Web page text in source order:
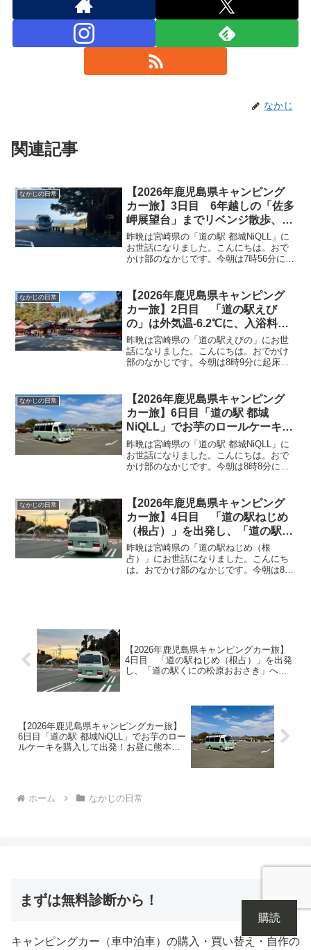
なかじ
関連記事
なかじの日常
【2026年鹿児島県キャンピング
カー旅】3日目 6年越しの「佐多
岬展望台」までリベンジ散歩、本
日滞在予定の「佐多岬野営場」が
まさかのWi-Fi圏外(-_-;) 北上し
て「道の駅ねじめ」向かいの海水
に。
昨晩は宮崎県の「道の駅 都城NiQLL」に
お世話になりました。こんにちは。おで
かけ部のなかじです。今朝は7時56分に起
外気温−3.3℃。夜中に見たときは外気
温...
なかじの日常
【2026年鹿児島県キャンピング
カー旅】2日目 「道の駅えび
の」は外気温-6.2℃に、入浴料
300円のモール泉「つるまる温
泉」でサッパリ♪「霧島神宮」で
参拝を終え、「蒸気屋」で「かる
し、「道の駅 都城」へ
昨晩は宮崎県の「道の駅えびの」にお世
話になりました。こんにちは。おでかけ
部のなかじです。今朝は8時9分に起床！
温度計の写真を撮っておきました。外気
温が-6.2...
なかじの日常
【2026年鹿児島県キャンピング
カー旅】6日目「道の駅 都城
NiQLL」でお芋のロールケーキを
購入して出発！お昼に熊本県の
「道の駅 錦」に到着すると、明
らかに気温が低く、日中からFF
昨晩は宮崎県の「道の駅 都城NiQLL」に
お世話になりました。こんにちは。おで
かけ部のなかじです。今朝は8時8分に起
ヒーターは昨晩からONのままです。ま
ず...
なかじの日常
【2026年鹿児島県キャンピング
カー旅】4日目 「道の駅ねじめ
（根占）」を出発し、「道の駅く
にの松原おおさき」へ！お昼ご飯
は食事処「潮彩」で「うな丼」、
夜に温泉へ♪PC作業で沼ってしま
昨晩は宮崎県の「道の駅ねじめ（根
占）」にお世話になりました。こんにち
は。おでかけ部のなかじです。今朝は8時
【2026年鹿児島県キャンピングカー旅】
4日目 「道の駅ねじめ（根占）」を出発
し、「道の駅くにの松原おおさき」へ！
【2026年鹿児島県キャンピングカー旅】
6日目「道の駅 都城NiQLL」でお芋のロー
ルケーキを購入して出発！お昼に熊本県
ホーム
なかじの日常
まずは無料診断から！
キャンピングカー（車中泊車）の購入・買い替え・自作の
購読